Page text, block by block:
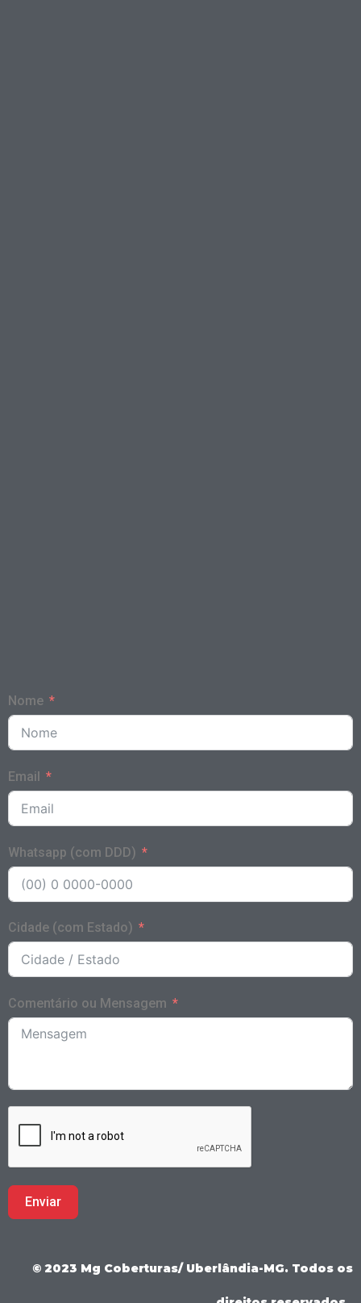
Nome
Email
Whatsapp (com DDD)
Cidade (com Estado)
Comentário ou Mensagem
Enviar
© 2023 Mg Coberturas/ Uberlândia-MG. Todos os